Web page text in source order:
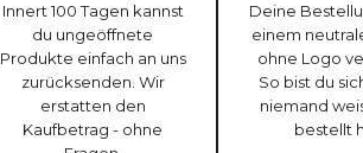
Innert 100 Tagen kannst
du ungeöffnete
Produkte einfach an uns
zurücksenden. Wir
erstatten den
Kaufbetrag - ohne
Deine
einem
ohne Logo
So bist du
niemand
bestellt